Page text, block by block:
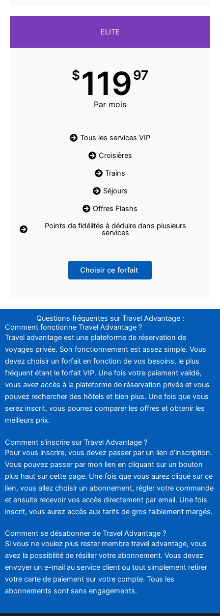
ELITE
$11997
Par mois
Tous les services VIP
Croisières
Trains
Séjours
Offres Flashs
Points de fidélités à déduire dans plusieurs
services
Choisir ce forfait
Questions fréquentes sur Travel Advantage :
Comment fonctionne Travel Advantage ?
Travel advantage est une plateforme de réservation de
voyages privée. Son fonctionnement est assez simple. Vous
devez choisir un forfait en fonction de vos besoins, le plus
fréquent étant le forfait VIP. Une fois votre paiement validé,
vous avez accès à la plateforme de réservation privée et vous
pouvez rechercher des hôtels et bien plus. Une fois que vous
serez inscrit, vous pourrez comparer les offres et obtenir les
meilleurs prix.
Comment s'inscrire sur Travel Advantage ?
Pour vous inscrire, vous devez passer par un lien d’inscription.
Vous pouvez passer par mon lien en cliquant sur un bouton
plus haut sur cette page. Une fois que vous aurez cliqué sur ce
lien, vous allez choisir un abonnement, régler votre commande
et ensuite recevoir vos accès directement par email. Une fois
inscrit, vous aurez accès aux tarifs de gros faiblement margés.
Comment se désabonner de Travel Advantage ?
Si vous ne voulez plus rester membre travel advantage, vous
avez la possibilité de résilier votre abonnement. Vous devez
envoyer un e-mail au service client ou tout simplement retirer
votre carte de paiement sur votre compte. Tous les
abonnements sont sans engagements.